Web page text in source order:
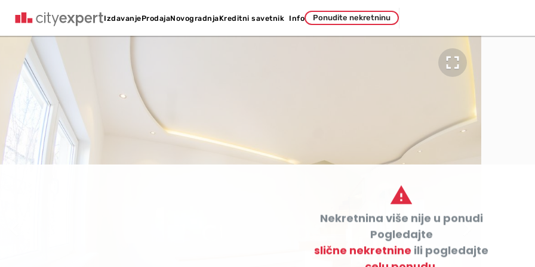
IzdavanjeProdajaNovogradnjaKreditni savetnik Info Ponudite nekretninu



Nekretnina više nije u ponudi
Pogledajte
slične nekretnine ili pogledajte